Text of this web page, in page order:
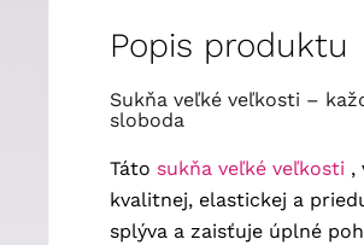
Popis produktu
sukňa veľké veľkosti – každodenné pohodlie a
sloboda
Táto sukňa veľké veľkosti ,
kvalitnej, elastickej a
splýva a zaisťuje úplné